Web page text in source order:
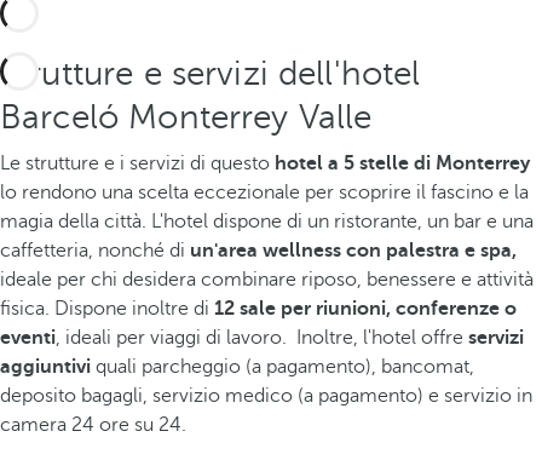
Strutture e servizi dell'hotel
Barceló Monterrey Valle
Le strutture e i servizi di questo hotel a 5 stelle di Monterrey
lo rendono una scelta eccezionale per scoprire il fascino e la
magia della città. L'hotel dispone di un ristorante, un bar e una
caffetteria, nonché di un'area wellness con palestra e spa,
ideale per chi desidera combinare riposo, benessere e attività
fisica. Dispone inoltre di 12 sale per riunioni, conferenze o
eventi, ideali per viaggi di lavoro. Inoltre, l'hotel offre servizi
aggiuntivi quali parcheggio (a pagamento), bancomat,
deposito bagagli, servizio medico (a pagamento) e servizio in
camera 24 ore su 24.